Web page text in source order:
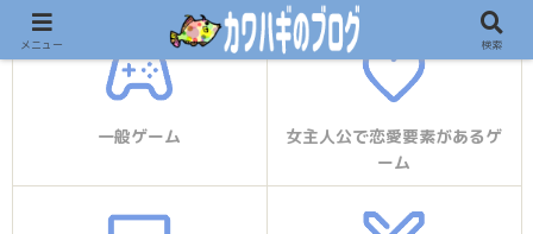
一般ゲーム
女主人公で恋愛要素があるゲ
ーム
メニュー 検索